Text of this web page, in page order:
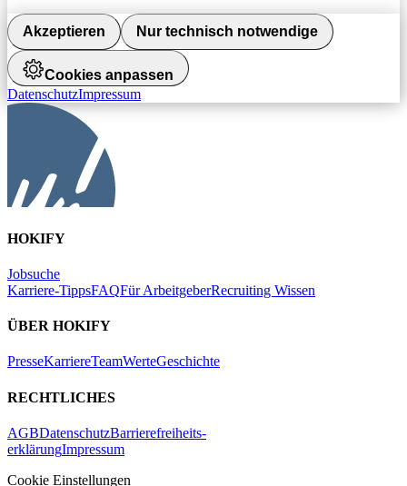
Akzeptieren Nur technisch notwendige
Cookies anpassen
DatenschutzImpressum
HOKIFY
Jobsuche
Karriere-TippsFAQFür ArbeitgeberRecruiting Wissen
ÜBER HOKIFY
PresseKarriereTeamWerteGeschichte
RECHTLICHES
AGBDatenschutzBarrierefreiheits-
erklärungImpressum
Cookie Einstellungen